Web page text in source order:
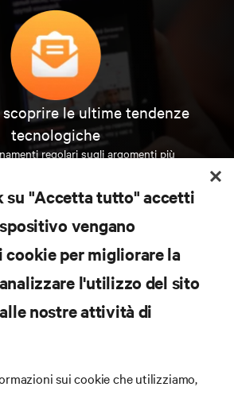
le ultime tendenze
tecnologiche
regolari sugli argomenti più
center e infrastrutture.
ISCRIVITI SUBITO
su "Accetta tutto" accetti
vengano
per migliorare la
l'utilizzo del sito
nostre attività di
sui cookie che utilizziamo,